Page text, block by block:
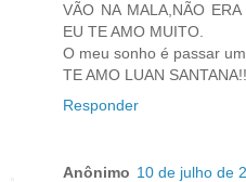
VÃO NA MALA,NÃO
EU TE AMO MUITO.
O meu sonho é passar
TE AMO LUAN
Responder
Anônimo 10 de julho de